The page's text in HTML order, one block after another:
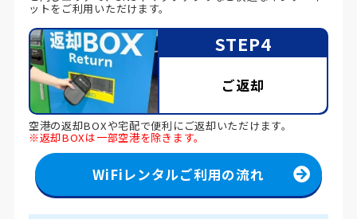
ットをご利用いただけます。
STEP4
ご返却
空港の返却BOXや宅配で便利にご返却いただけます。
※返却BOXは一部空港を除きます。
WiFiレンタルご利用の流れ